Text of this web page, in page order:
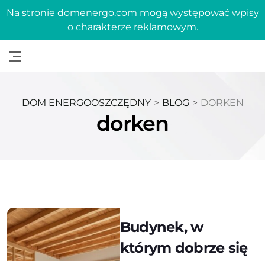
Na stronie domenergo.com mogą występować wpisy
o charakterze reklamowym.
DOM ENERGOOSZCZĘDNY > BLOG > DORKEN
dorken
Budynek, w
którym dobrze się